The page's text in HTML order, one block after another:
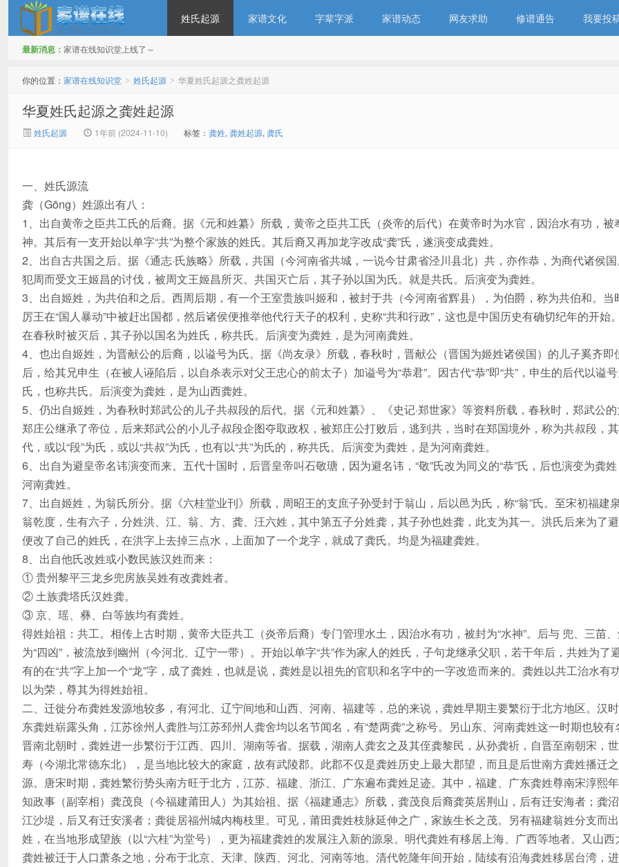
姓氏起源 家谱文化 字辈字派 家谱动态 网友求助 修谱通告 我要投
最新消息： 家谱在线知识堂上线了～
你的位置： 家谱在线知识堂 > 姓氏起源 > 华夏姓氏起源之龚姓起源
华夏姓氏起源之龚姓起源
姓氏起源 1年前 (2024-11-10) 标签： 龚姓, 龚姓起源, 龚氏
一、姓氏源流
龚（Gōng）姓源出有八：
1、出自黄帝之臣共工氏的后裔。据《元和姓纂》所载，黄帝之臣共工氏（炎帝的后代）在黄帝时为水官，因治水有功，被
神。其后有一支开始以单字“共”为整个家族的姓氏。其后裔又再加龙字改成“龚”氏，遂演变成龚姓。
2、出自古共国之后。据《通志·氏族略》所载，共国（今河南省共城，一说今甘肃省泾川县北）共，亦作恭，为商代诸侯
犯周而受文王姬昌的讨伐，被周文王姬昌所灭。共国灭亡后，其子孙以国为氏。就是共氏。后演变为龚姓。
3、出自姬姓，为共伯和之后。西周后期，有一个王室贵族叫姬和，被封于共（今河南省辉县），为伯爵，称为共伯和。当
厉王在“国人暴动”中被赶出国都，然后诸侯便推举他代行天子的权利，史称“共和行政”，这也是中国历史有确切纪年的开始
在春秋时被灭后，其子孙以国名为姓氏，称共氏。后演变为龚姓，是为河南龚姓。
4、也出自姬姓，为晋献公的后裔，以谥号为氏。据《尚友录》所载，春秋时，晋献公（晋国为姬姓诸侯国）的儿子奚齐即
后，给其兄申生（在被人诬陷后，以自杀表示对父王忠心的前太子）加谥号为“恭君”。因古代“恭”即“共”，申生的后代以谥
氏，也称共氏。后演变为龚姓，是为山西龚姓。
5、仍出自姬姓，为春秋时郑武公的儿子共叔段的后代。据《元和姓纂》、《史记·郑世家》等资料所载，春秋时，郑武公
郑庄公继承了帝位，后来郑武公的小儿子叔段企图夺取政权，被郑庄公打败后，逃到共，当时在郑国境外，称为共叔段，
代，或以“段”为氏，或以“共叔”为氏，也有以“共”为氏的，称共氏。后演变为龚姓，是为河南龚姓。
6、出自为避皇帝名讳演变而来。五代十国时，后晋皇帝叫石敬瑭，因为避名讳，“敬”氏改为同义的“恭”氏，后也演变为龚
河南龚姓。
7、出自姬姓，为翁氏所分。据《六桂堂业刊》所载，周昭王的支庶子孙受封于翁山，后以邑为氏，称“翁”氏。至宋初福建
翁乾度，生有六子，分姓洪、江、翁、方、龚、汪六姓，其中第五子分姓龚，其子孙也姓龚，此支为其一。洪氏后来为了避
便改了自己的姓氏，在洪字上去掉三点水，上面加了一个龙字，就成了龚氏。均是为福建龚姓。
8、出自他氏改姓或小数民族汉姓而来：
① 贵州黎平三龙乡兜房族吴姓有改龚姓者。
② 土族龚塔氏汉姓龚。
③ 京、瑶、彝、白等族均有龚姓。
得姓始祖：共工。相传上古时期，黄帝大臣共工（炎帝后裔）专门管理水土，因治水有功，被封为“水神”。后与 兜、三苗
为“四凶”，被流放到幽州（今河北、辽宁一带）。开始以单字“共”作为家人的姓氏，子句龙继承父职，若干年后，共姓为了
有的在“共”字上加一个“龙”字，成了龚姓，也就是说，龚姓是以祖先的官职和名字中的一字改造而来的。龚姓以共工治水有
以为荣，尊其为得姓始祖。
二、迁徙分布龚姓发源地较多，有河北、辽宁间地和山西、河南、福建等，总的来说，龚姓早期主要繁衍于北方地区。汉
东龚姓崭露头角，江苏徐州人龚胜与江苏邳州人龚舍均以名节闻名，有“楚两龚”之称号。另山东、河南龚姓这一时期也较有
晋南北朝时，龚姓进一步繁衍于江西、四川、湖南等省。据载，湖南人龚玄之及其侄龚黎民，从孙龚祈，自晋至南朝宋，
寿（今湖北常德东北），是当地比较大的家庭，故有武陵郡。此郡不仅是龚姓历史上最大郡望，而且是后世南方龚姓播迁
源。唐宋时期，龚姓繁衍势头南方旺于北方，江苏、福建、浙江、广东遍布龚姓足迹。其中，福建、广东龚姓尊南宋淳熙
知政事（副宰相）龚茂良（今福建莆田人）为其始祖。据《福建通志》所载，龚茂良后裔龚英居荆山，后有迁安海者；龚
江沙堤，后又有迁安溪者；龚徙居福州城内梅枝里。可见，莆田龚姓枝脉延伸之广，家族生长之茂。另有福建翁姓分支而
姓，在当地形成望族（以“六桂”为堂号），更为福建龚姓的发展注入新的源泉。明代龚姓有移居上海、广西等地者。又山西
龚姓被迁于人口萧条之地，分布于北京、天津、陕西、河北、河南等地。清代乾隆年间开始，陆续有沿海龚姓移居台湾，